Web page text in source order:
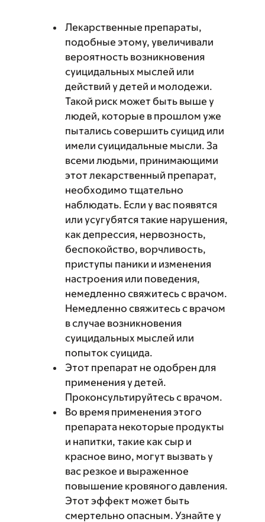
Лекарственные препараты,
подобные этому, увеличивали
вероятность возникновения
суицидальных мыслей или
действий у детей и молодежи.
Такой риск может быть выше у
людей, которые в прошлом уже
пытались совершить суицид или
имели суицидальные мысли. За
всеми людьми, принимающими
этот лекарственный препарат,
необходимо тщательно
наблюдать. Если у вас появятся
или усугубятся такие нарушения,
как депрессия, нервозность,
беспокойство, ворчливость,
приступы паники и изменения
настроения или поведения,
немедленно свяжитесь с врачом.
Немедленно свяжитесь с врачом
в случае возникновения
суицидальных мыслей или
попыток суицида.
Этот препарат не одобрен для
применения у детей.
Проконсультируйтесь с врачом.
Во время применения этого
препарата некоторые продукты
и напитки, такие как сыр и
красное вино, могут вызвать у
вас резкое и выраженное
повышение кровяного давления.
Этот эффект может быть
смертельно опасным. Узнайте у